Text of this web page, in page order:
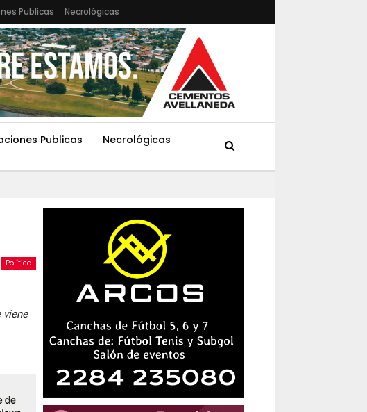
Publicas Necrológicas
Publicas Necrológicas
Política
viene